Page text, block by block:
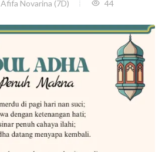
Afifa Novarina (7D) 44